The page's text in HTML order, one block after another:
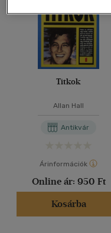
Titkok
Allan Hall
Antikvár
Árinformációk
Online ár: 950 Ft
Kosárba